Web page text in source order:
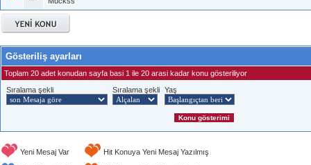
Gösteriliş ayarları
Toplam 20 adet konudan sayfa basi 1 ile 20 arasi kadar konu gösteriliyor
Sıralama şekli
Sıralama şekli Yaş
Yeni Mesaj Var Hit Konuya Yeni Mesaj Yazılmış